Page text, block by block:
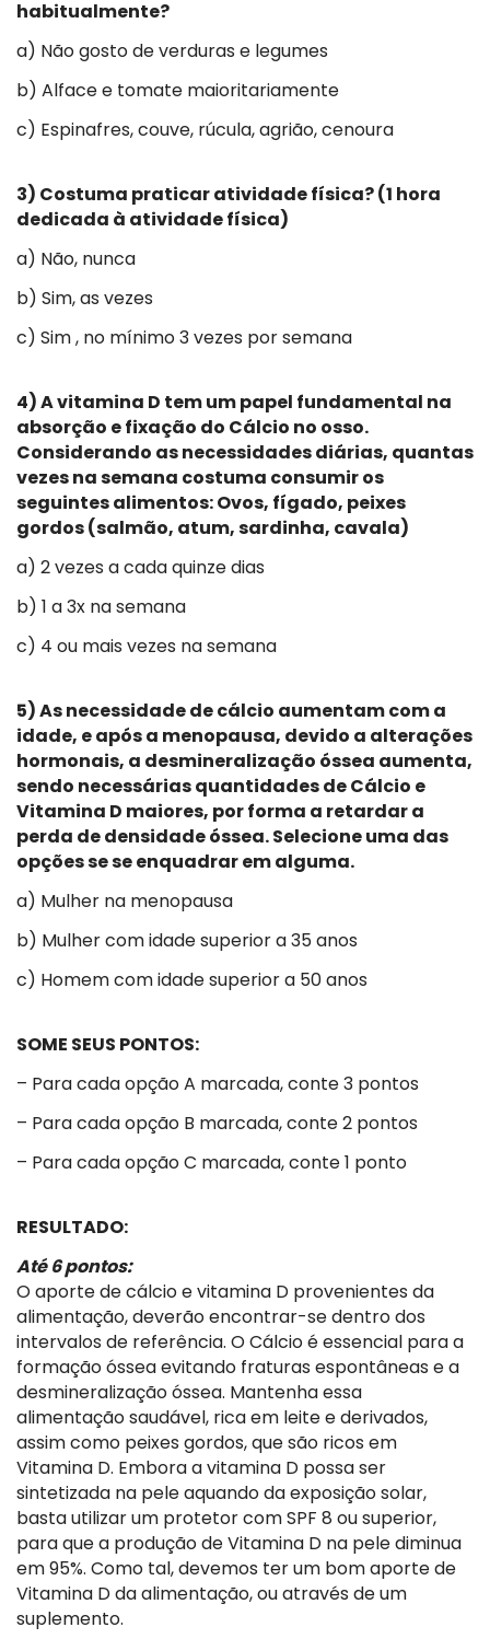
habitualmente?
a) Não gosto de verduras e legumes
b) Alface e tomate maioritariamente
c) Espinafres, couve, rúcula, agrião, cenoura
3) Costuma praticar atividade física? (1 hora
dedicada à atividade física)
a) Não, nunca
b) Sim, as vezes
c) Sim , no mínimo 3 vezes por semana
4) A vitamina D tem um papel fundamental na
absorção e fixação do Cálcio no osso.
Considerando as necessidades diárias, quantas
vezes na semana costuma consumir os
seguintes alimentos: Ovos, fígado, peixes
gordos (salmão, atum, sardinha, cavala)
a) 2 vezes a cada quinze dias
b) 1 a 3x na semana
c) 4 ou mais vezes na semana
5) As necessidade de cálcio aumentam com a
idade, e após a menopausa, devido a alterações
hormonais, a desmineralização óssea aumenta,
sendo necessárias quantidades de Cálcio e
Vitamina D maiores, por forma a retardar a
perda de densidade óssea. Selecione uma das
opções se se enquadrar em alguma.
a) Mulher na menopausa
b) Mulher com idade superior a 35 anos
c) Homem com idade superior a 50 anos
SOME SEUS PONTOS:
– Para cada opção A marcada, conte 3 pontos
– Para cada opção B marcada, conte 2 pontos
– Para cada opção C marcada, conte 1 ponto
RESULTADO:
Até 6 pontos:
O aporte de cálcio e vitamina D provenientes da
alimentação, deverão encontrar-se dentro dos
intervalos de referência. O Cálcio é essencial para a
formação óssea evitando fraturas espontâneas e a
desmineralização óssea. Mantenha essa
alimentação saudável, rica em leite e derivados,
assim como peixes gordos, que são ricos em
Vitamina D. Embora a vitamina D possa ser
sintetizada na pele aquando da exposição solar,
basta utilizar um protetor com SPF 8 ou superior,
para que a produção de Vitamina D na pele diminua
em 95%. Como tal, devemos ter um bom aporte de
Vitamina D da alimentação, ou através de um
suplemento.